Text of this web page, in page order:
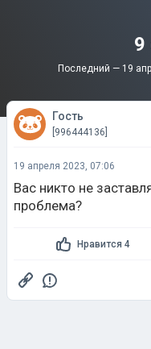
9
Последний — 19
Гость
[996444136]
19 апреля 2023, 07:06
Вас никто не
проблема?
Нравится 4